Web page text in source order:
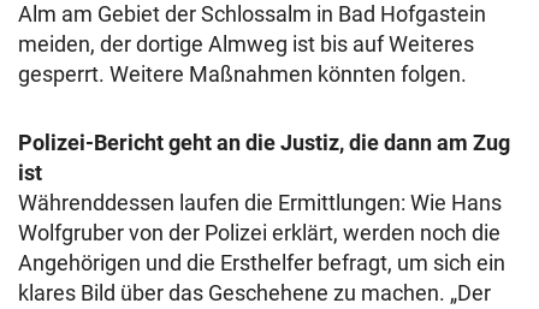
Alm am Gebiet der Schlossalm in Bad Hofgastein
meiden, der dortige Almweg ist bis auf Weiteres
gesperrt. Weitere Maßnahmen könnten folgen.
Polizei-Bericht geht an die Justiz, die dann am Zug
ist
Währenddessen laufen die Ermittlungen: Wie Hans
Wolfgruber von der Polizei erklärt, werden noch die
Angehörigen und die Ersthelfer befragt, um sich ein
klares Bild über das Geschehene zu machen. „Der